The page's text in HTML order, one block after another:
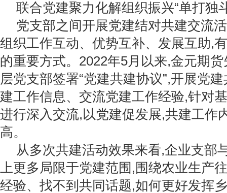
联合党建聚力化解组织振兴“单打独
党支部之间开展党建结对共建交流
组织工作互动、优势互补、发展互助,
的重要方式。2022年5月以来,金元期
层党支部签署“党建共建协议”,开展党
建工作信息、交流党建工作经验,针对
进行深入交流,以党建促发展,共建工作
高。
从多次共建活动效果来看,企业支部
上更多局限于党建范围,围绕农业生产
经验、找不到共同话题,如何更好发挥